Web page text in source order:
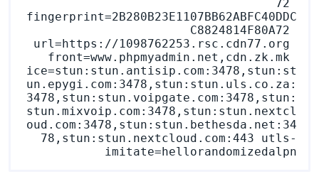
72
fingerprint=2B280B23E1107BB62ABFC40DDC
C8824814F80A72
url=https://1098762253.rsc.cdn77.org
front=www.phpmyadmin.net,cdn.zk.mk
ice=stun:stun.antisip.com:3478,stun:st
un.epygi.com:3478,stun:stun.uls.co.za:
3478,stun:stun.voipgate.com:3478,stun:
stun.mixvoip.com:3478,stun:stun.nextcl
oud.com:3478,stun:stun.bethesda.net:34
78,stun:stun.nextcloud.com:443 utls-
imitate=hellorandomizedalpn